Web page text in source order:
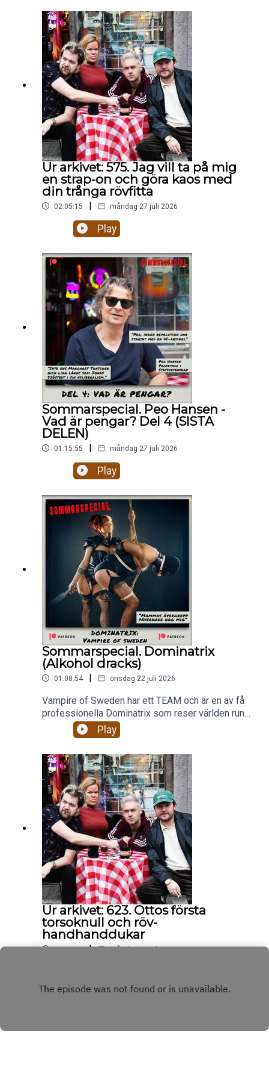
han träffa sina barn en sista gång? Etik på
eftermiddagen:🥶 Är det rätt att bjuda in Mikael
Leijnegard i värmen igen? 👶 Ska man posta
bilder på döda foster på facebook? 👨‍⚖️ Är Daniels
Nanskogs försvarstal BRA eller lite
patetiskt? 🇬🇲 Mikael Fjelldal uppdaterar oss om
livet som särbo med sin pojkvän från Gambia som
flydde till Italien.Hela avsnittet på
patreon.com/gottsnack
Ur arkivet: 575. Jag vill ta på mig
en strap-on och göra kaos med
din trånga rövfitta
02:05:15 | måndag 27 juli 2026
Play
Sommarspecial. Peo Hansen -
Vad är pengar? Del 4 (SISTA
DELEN)
01:15:55 | måndag 27 juli 2026
Play
Sommarspecial. Dominatrix
(Alkohol dracks)
01:08:54 | onsdag 22 juli 2026
Vampire of Sweden har ett TEAM och är en av få
professionella Dominatrix som reser världen runt
och dominerar och förnedrar män. Hur ser hennes
arbete ut egentligen? Är hon någonsin rädd? Hur
mammas övergrepp påverkat hennes val av
arbete?
Play
Ur arkivet: 623. Ottos första
torsoknull och röv-
handhanddukar
02:07:31 | måndag 20 juli 2026